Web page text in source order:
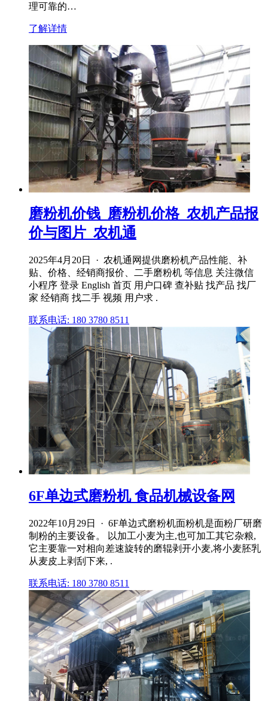
理可靠的…
了解详情
磨粉机价钱_磨粉机价格_农机产品报
价与图片_农机通
2025年4月20日 · 农机通网提供磨粉机产品性能、补
贴、价格、经销商报价、二手磨粉机 等信息 关注微信
小程序 登录 English 首页 用户口碑 查补贴 找产品 找厂
家 经销商 找二手 视频 用户求 .
联系电话: 180 3780 8511
6F单边式磨粉机 食品机械设备网
2022年10月29日 · 6F单边式磨粉机面粉机是面粉厂研磨
制粉的主要设备。 以加工小麦为主,也可加工其它杂粮,
它主要靠一对相向差速旋转的磨辊剥开小麦,将小麦胚乳
从麦皮上剥刮下来, .
联系电话: 180 3780 8511